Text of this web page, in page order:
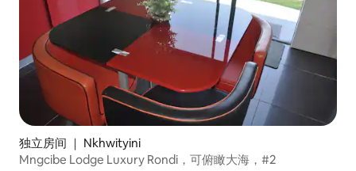
独立房间 ｜ Nkhwityini
Mngcibe Lodge Luxury Rondi，可俯瞰大海，#2